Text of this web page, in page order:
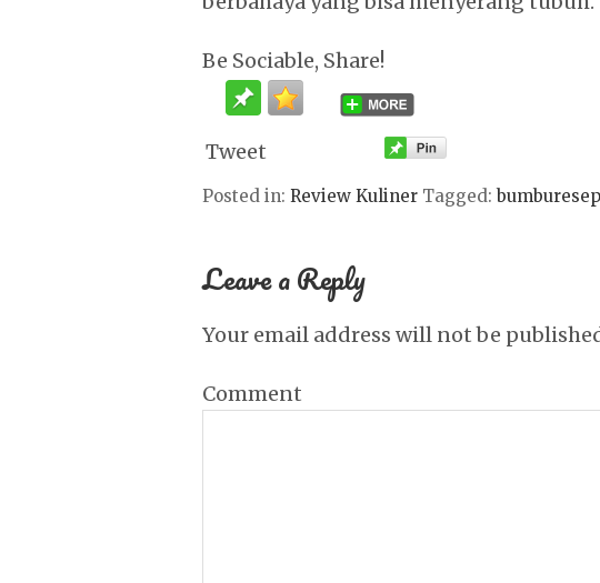
Be Sociable, Share!
Tweet
Posted in: Review Kuliner Tagged:bumburesep
Leave a Reply
Your email address will not be
Comment